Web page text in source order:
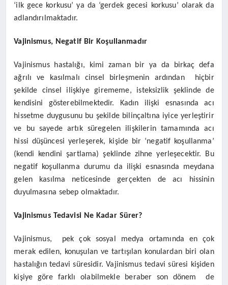
‘ilk gece korkusu’ ya da ‘gerdek gecesi korkusu’ olarak da
adlandırılmaktadır.
Vajinismus, Negatif Bir Koşullanmadır
Vajinismus hastalığı, kimi zaman bir ya da birkaç defa
ağrılı ve kasılmalı cinsel birleşmenin ardından hiçbir
şekilde cinsel ilişkiye girememe, isteksizlik şeklinde de
kendisini gösterebilmektedir. Kadın ilişki esnasında acı
hissetme duygusunu bu şekilde bilinçaltına iyice yerleştirir
ve bu sayede artık süregelen ilişkilerin tamamında acı
hissi düşüncesi yerleşerek, kişide bir ‘negatif koşullanma’
(kendi kendini şartlama) şeklinde zihne yerleşecektir. Bu
negatif koşullanma durumu da ilişki esnasında meydana
gelen kasılma neticesinde gerçekten de acı hissinin
duyulmasına sebep olmaktadır.
Vajinismus Tedavisi Ne Kadar Sürer?
Vajinismus, pek çok sosyal medya ortamında en çok
merak edilen, konuşulan ve tartışılan konulardan biri olan
hastalığın tedavi süresidir. Vajinismus tedavi süresi kişiden
kişiye göre farklı olabilmekle beraber son dönem de